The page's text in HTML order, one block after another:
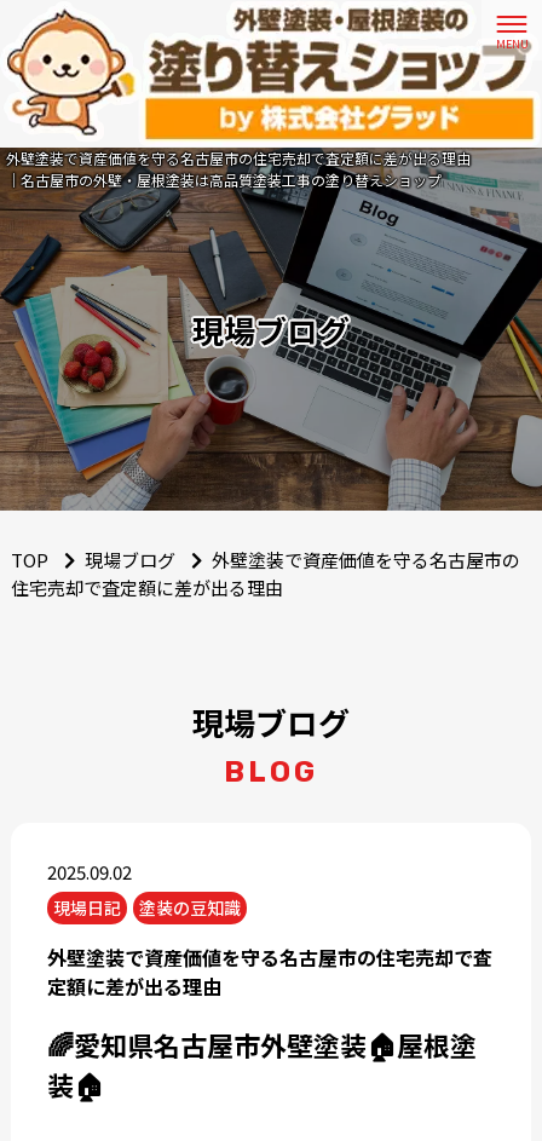
外壁塗装で資産価値を守る名古屋市の住宅売却で査定額に差が出る理由
｜名古屋市の外壁・屋根塗装は高品質塗装工事の塗り替えショップ
現場ブログ
TOP 現場ブログ
外壁塗装で資産価値を守る名古屋市の
住宅売却で査定額に差が出る理由
現場ブログ
BLOG
2025.09.02
現場日記 塗装の豆知識
外壁塗装で資産価値を守る名古屋市の住宅売却で査
定額に差が出る理由
🌈愛知県名古屋市外壁塗装🏠屋根塗
装🏠